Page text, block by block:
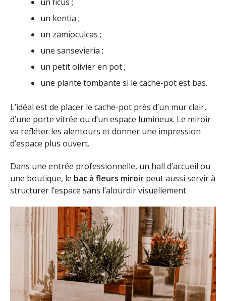
un kentia ;
un zamioculcas ;
une sansevieria ;
un petit olivier en pot ;
une plante tombante si le cache-pot est bas.
L’idéal est de placer le cache-pot près d’un mur clair,
d’une porte vitrée ou d’un espace lumineux. Le miroir
va refléter les alentours et donner une impression
d’espace plus ouvert.
Dans une entrée professionnelle, un hall d’accueil ou
une boutique, le bac à fleurs miroir peut aussi servir à
structurer l’espace sans l’alourdir visuellement.